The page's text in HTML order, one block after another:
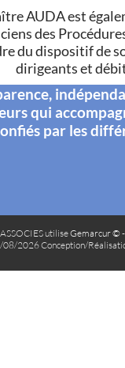
AUDA est
des
du dispositif de
dirigeants et
qui
par les
utiliseGemarcur © -
08/2026 Conception/